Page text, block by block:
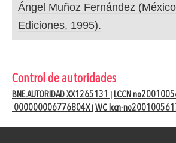
Ángel Muñoz Fernández
Ediciones, 1995).
Control de autoridades
BNE.AUTORIDAD XX1265131 LCCN
000000006776804X WC lccn-